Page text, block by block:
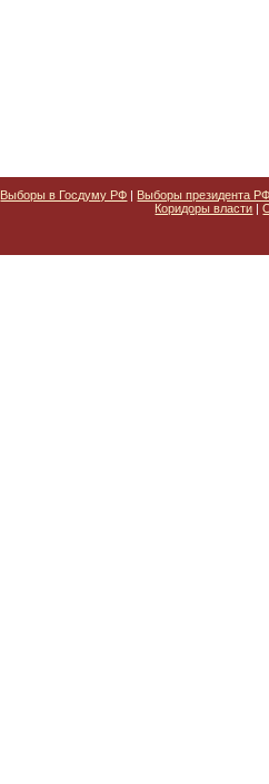
Выборы в Госдуму РФ | Выборы президента
Коридоры власти |